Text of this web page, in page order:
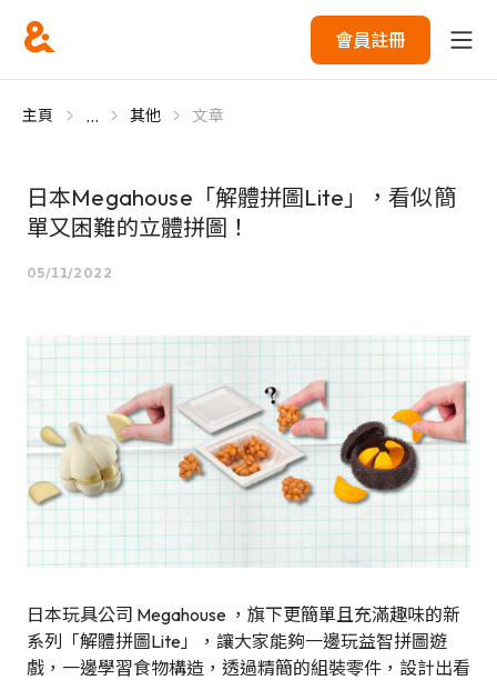
會員註冊
主頁 ... 其他 文章
日本Megahouse「解體拼圖Lite」，看似簡
單又困難的立體拼圖！
05/11/2022
日本玩具公司 Megahouse ，旗下更簡單且充滿趣味的新
系列「解體拼圖Lite」，讓大家能夠一邊玩益智拼圖遊
戲，一邊學習食物構造，透過精簡的組裝零件，設計出看